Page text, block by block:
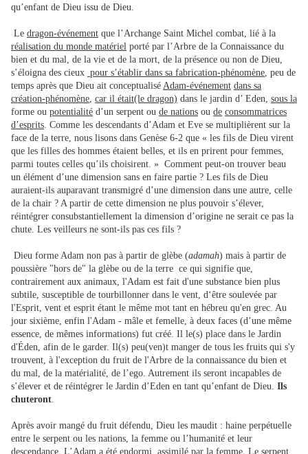
qu’enfant de Dieu issu de Dieu.
Le dragon-événement que l’Archange Saint Michel combat, lié à la
réalisation du monde matériel porté par l’Arbre de la Connaissance du
bien et du mal, de la vie et de la mort, de la présence ou non de Dieu,
s’éloigna des cieux pour s’établir dans sa fabrication-phénomène , peu de
temps après que Dieu ait conceptualisé Adam-événement dans sa
création-phénomène car il était(le dragon) dans le jardin d’ Eden, sous la
forme ou potentialité d’un serpent ou de nations ou de consommatrices
d’esprits . Comme les descendants d’Adam et Eve se multiplièrent sur la
face de la terre, nous lisons dans Genèse 6-2 que « les fils de Dieu virent
que les filles des hommes étaient belles, et ils en prirent pour femmes,
parmi toutes celles qu’ils choisirent. » Comment peut-on trouver beau
un élément d’une dimension sans en faire partie ? Les fils de Dieu
auraient-ils auparavant transmigré d’une dimension dans une autre, celle
de la chair ? A partir de cette dimension ne plus pouvoir s’élever,
réintégrer consubstantiellement la dimension d’origine ne serait ce pas la
chute. Les veilleurs ne sont-ils pas ces fils ?
Dieu forme Adam non pas à partir de glèbe (adamah) mais à partir de
poussière "hors de" la glèbe ou de la terre ce qui signifie que,
contrairement aux animaux, l'Adam est fait d'une substance bien plus
subtile, susceptible de tourbillonner dans le vent, d‘être soulevée par
l'Esprit, vent et esprit étant le même mot tant en hébreu qu'en grec. Au
jour sixième, enfin l'Adam - mâle et femelle, à deux faces (d’une même
essence, de mêmes informations) fut créé. Il le(s) place dans le Jardin
d'Éden, afin de le garder. Il(s) peu(ven)t manger de tous les fruits qui s'y
trouvent, à l'exception du fruit de l'Arbre de la connaissance du bien et
du mal, de la matérialité, de l’ego. Autrement ils seront incapables de
s’élever et de réintégrer le Jardin d’Eden en tant qu’enfant de Dieu. Ils
chuteront
Après avoir mangé du fruit défendu, Dieu les maudit : haine perpétuelle
entre le serpent ou les nations, la femme ou l’humanité et leur
descendance. L’Adam a été endormi, assimilé par la femme. Le serpent